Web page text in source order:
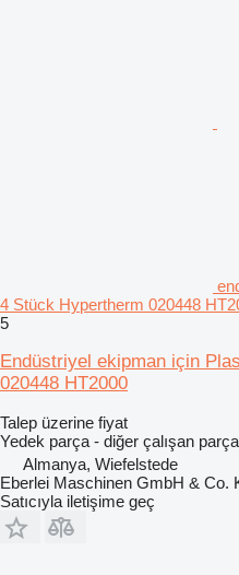
4 Stück Hypertherm 020448
5
Endüstriyel ekipman için
020448 HT2000
Talep üzerine fiyat
Yedek parça - diğer çalışan
Almanya, Wiefelstede
Eberlei Maschinen GmbH & Co.
Satıcıyla iletişime geç